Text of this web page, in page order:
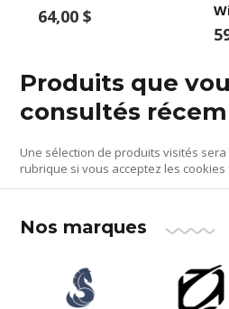
64,00 $
Produits que
consultés
Une sélection de produits visités
rubrique si vous acceptez les
Nos marques